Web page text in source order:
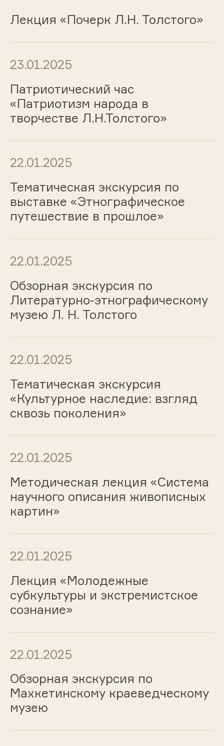
Лекция «Почерк Л.Н. Толстого»
23.01.2025
Патриотический час
«Патриотизм народа в
творчестве Л.Н.Толстого»
22.01.2025
Тематическая экскурсия по
выставке «Этнографическое
путешествие в прошлое»
22.01.2025
Обзорная экскурсия по
Литературно-этнографическому
музею Л. Н. Толстого
22.01.2025
Тематическая экскурсия
«Культурное наследие: взгляд
сквозь поколения»
22.01.2025
Методическая лекция «Система
научного описания живописных
картин»
22.01.2025
Лекция «Молодежные
субкультуры и экстремистское
сознание»
22.01.2025
Обзорная экскурсия по
Махкетинскому краеведческому
музею